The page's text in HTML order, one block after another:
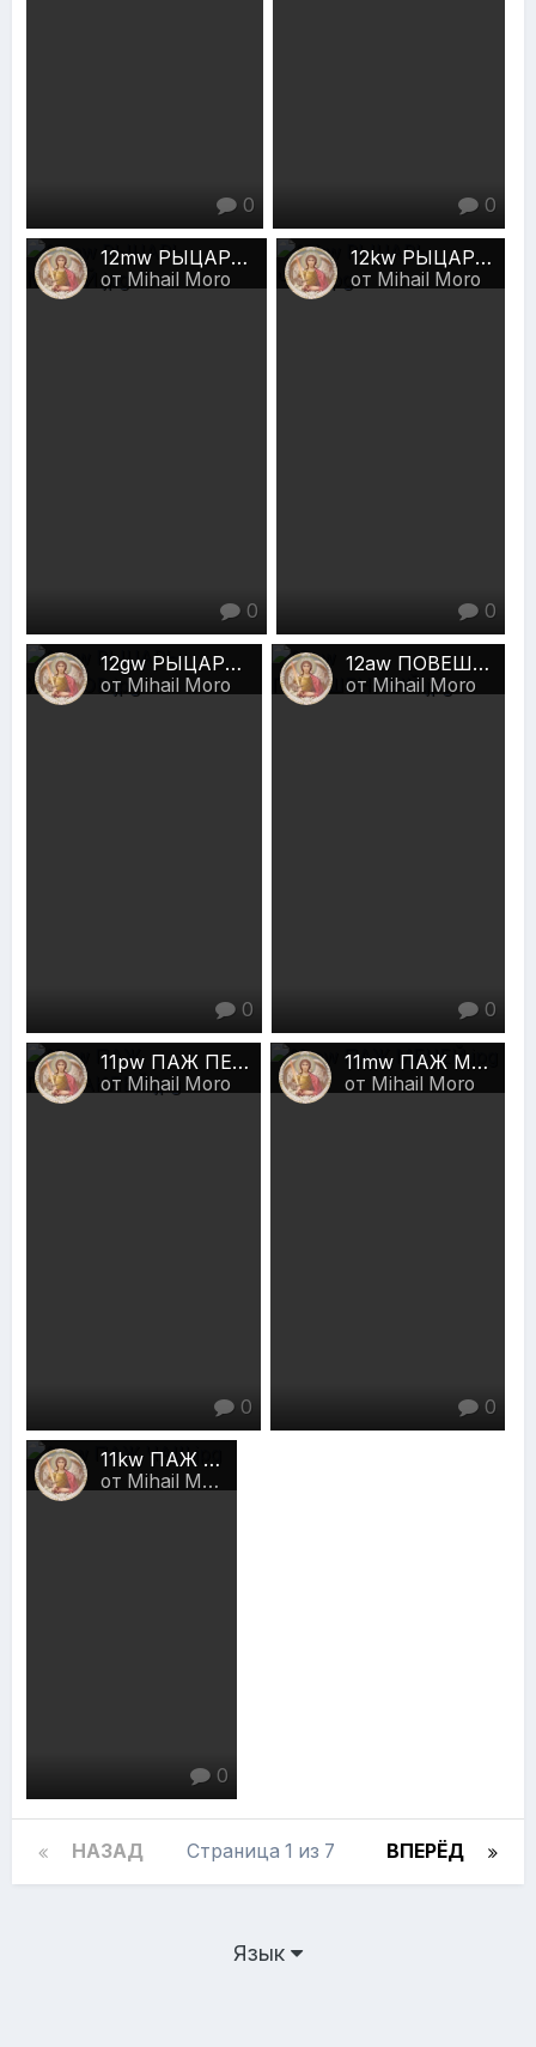
0 0
12mw РЫЦАРЬ МЕЧЕЙ.jpg
от Mihail Moro
0
12kw РЫЦАРЬ ЧАШ.jpg
от Mihail Moro
0
12gw РЫЦАРЬ ЖЕЗЛОВ.jpg
от Mihail Moro
0
12aw ПОВЕШЕННЫЙ.jpg
от Mihail Moro
0
11pw ПАЖ ПЕНТАКЛЕЙ.jpg
от Mihail Moro
0
11mw ПАЖ МЕЧЕЙ.jpg
от Mihail Moro
0
11kw ПАЖ ЧАШ.jpg
от Mihail Moro
0
НАЗАД ВПЕРЁД
Страница 1 из 7
Язык